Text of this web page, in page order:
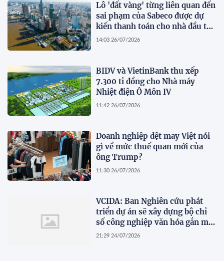
Lô 'đất vàng' từng liên quan đến
sai phạm của Sabeco được dự
kiến thanh toán cho nhà đầu tư
dự án cầu Cần Giờ
14:03 26/07/2026
BIDV và VietinBank thu xếp
7.300 tỉ đồng cho Nhà máy
Nhiệt điện Ô Môn IV
11:42 26/07/2026
Doanh nghiệp dệt may Việt nói
gì về mức thuế quan mới của
ông Trump?
11:30 26/07/2026
VCIDA: Ban Nghiên cứu phát
triển dự án sẽ xây dựng bộ chỉ
số công nghiệp văn hóa gắn mã
ngành kinh tế
21:29 24/07/2026